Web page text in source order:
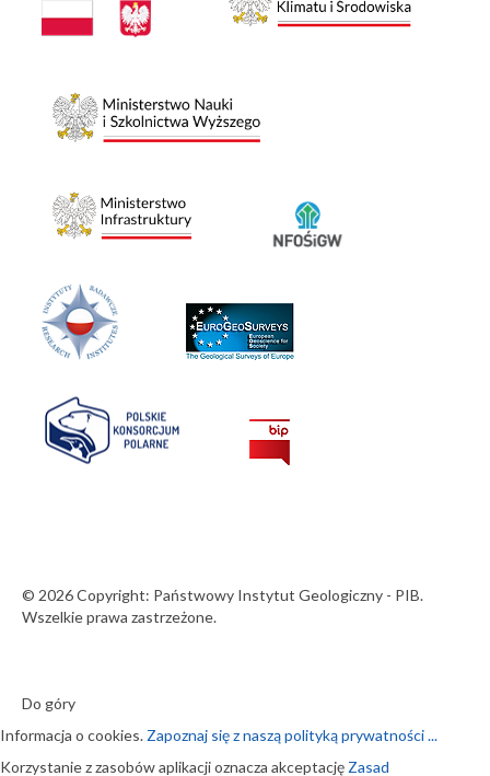
© 2026 Copyright: Państwowy Instytut Geologiczny - PIB.
Wszelkie prawa zastrzeżone.
Do góry
Informacja o cookies. Zapoznaj się z naszą polityką prywatności ...
Korzystanie z zasobów aplikacji oznacza akceptację Zasad